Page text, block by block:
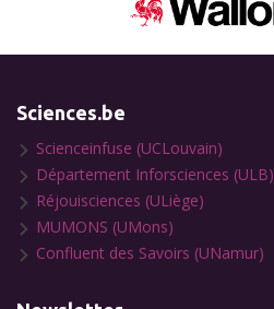
Sciences.be
Scienceinfuse (UCLouvain)
Département Inforsciences (ULB)
Réjouisciences (ULiège)
MUMONS (UMons)
Confluent des Savoirs (UNamur)